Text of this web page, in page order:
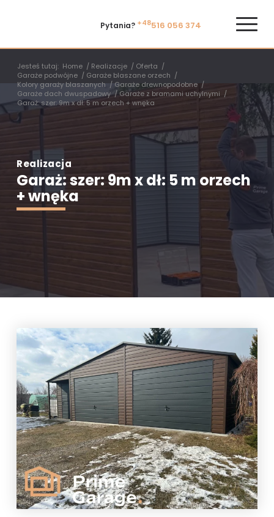
Pytania? +48516 056 374
Jesteś tutaj: Home / Realizacje / Oferta /
Garaże podwójne / Garaże blaszane orzech /
Kolory garaży blaszanych /Garaże drewnopodobne /
Garaże dach dwuspadowy / Garaże z bramami uchylnymi /
Garaż: szer: 9m x dł: 5 m orzech + wnęka
Realizacja
Garaż: szer: 9m x dł: 5 m orzech
+ wnęka